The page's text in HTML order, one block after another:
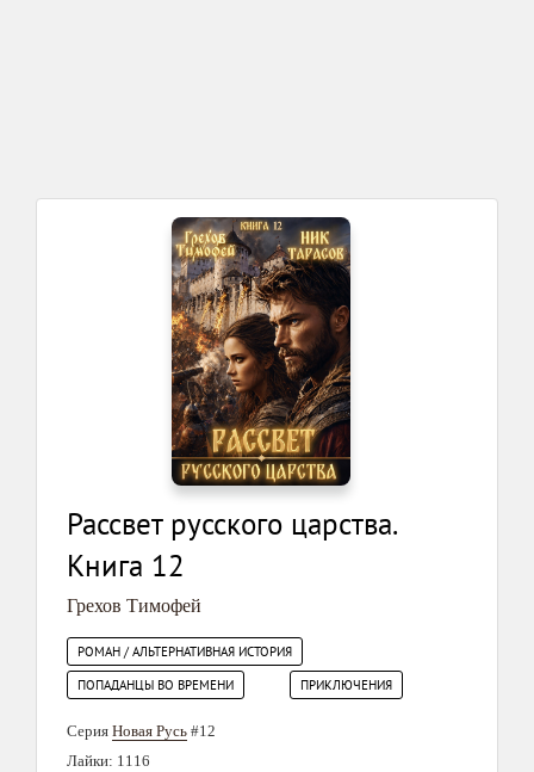
Рассвет русского царства.
Книга 12
Грехов Тимофей
РОМАН / АЛЬТЕРНАТИВНАЯ ИСТОРИЯ
ПОПАДАНЦЫ ВО ВРЕМЕНИ
ПРИКЛЮЧЕНИЯ
Серия Новая Русь #12
Лайки: 1116